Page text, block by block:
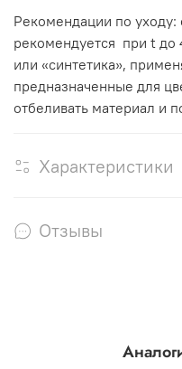
Рекомендации по уходу:
рекомендуется при t до
или «синтетика»,
предназначенные для
отбеливать материал и
Характеристики
Отзывы